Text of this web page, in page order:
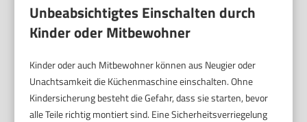
Unbeabsichtigtes Einschalten durch
Kinder oder Mitbewohner
Kinder oder auch Mitbewohner können aus Neugier oder
Unachtsamkeit die Küchenmaschine einschalten. Ohne
Kindersicherung besteht die Gefahr, dass sie starten, bevor
alle Teile richtig montiert sind. Eine Sicherheitsverriegelung